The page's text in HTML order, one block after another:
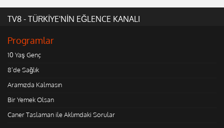
TV8 - TÜRKİYE'NİN EĞLENCE KANALI
Programlar
10 Yaş Genç
8'de Sağlık
Aramızda Kalmasın
Bir Yemek Olsan
Caner Taslaman ile Aklımdaki Sorular